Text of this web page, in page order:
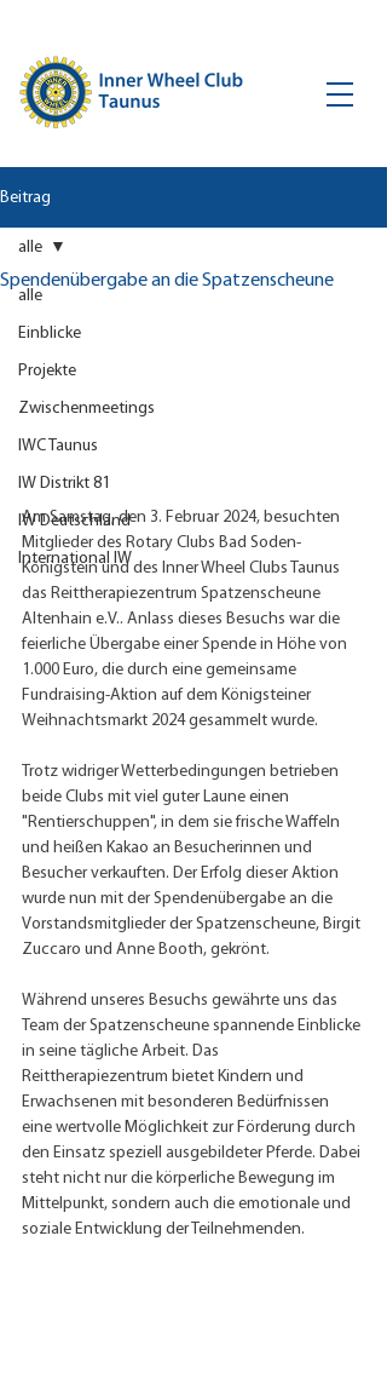
Beitrag
alle
Einblicke
Projekte
Zwischenmeetings
IWC Taunus
IW Distrikt 81
IW Deutschland
International IW
alle
Spendenübergabe an die Spatzenscheune
Am Samstag, den 3. Februar 2024, besuchten
Mitglieder des Rotary Clubs Bad Soden-
Königstein und des Inner Wheel Clubs Taunus
das Reittherapiezentrum Spatzenscheune
Altenhain e.V.. Anlass dieses Besuchs war die
feierliche Übergabe einer Spende in Höhe von
1.000 Euro, die durch eine gemeinsame
Fundraising-Aktion auf dem Königsteiner
Weihnachtsmarkt 2024 gesammelt wurde.
Trotz widriger Wetterbedingungen betrieben
beide Clubs mit viel guter Laune einen
"Rentierschuppen", in dem sie frische Waffeln
und heißen Kakao an Besucherinnen und
Besucher verkauften. Der Erfolg dieser Aktion
wurde nun mit der Spendenübergabe an die
Vorstandsmitglieder der Spatzenscheune, Birgit
Zuccaro und Anne Booth, gekrönt.
Während unseres Besuchs gewährte uns das
Team der Spatzenscheune spannende Einblicke
in seine tägliche Arbeit. Das
Reittherapiezentrum bietet Kindern und
Erwachsenen mit besonderen Bedürfnissen
eine wertvolle Möglichkeit zur Förderung durch
den Einsatz speziell ausgebildeter Pferde. Dabei
steht nicht nur die körperliche Bewegung im
Mittelpunkt, sondern auch die emotionale und
soziale Entwicklung der Teilnehmenden.